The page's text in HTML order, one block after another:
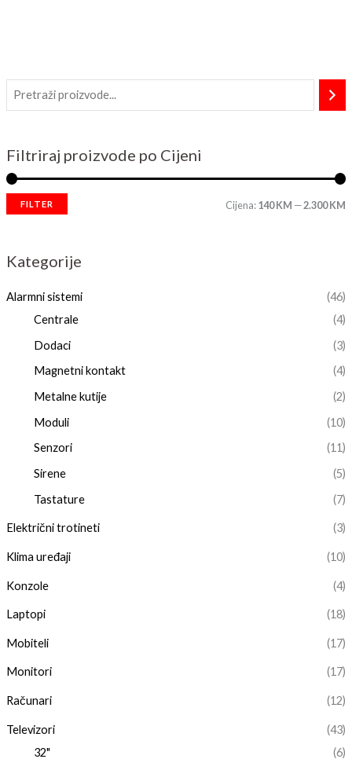
Filtriraj proizvode po Cijeni
FILTER Cijena:140 KM —2.300 KM
Kategorije
Alarmni sistemi
(46)
Centrale
(4)
Dodaci
(3)
Magnetni kontakt
(4)
Metalne kutije
(2)
Moduli
(10)
Senzori
(11)
Sirene
(5)
Tastature
(7)
Električni trotineti (3)
Klima uređaji (10)
Konzole (4)
Laptopi (18)
Mobiteli (17)
Monitori (17)
Računari (12)
Televizori
(43)
32"
(6)